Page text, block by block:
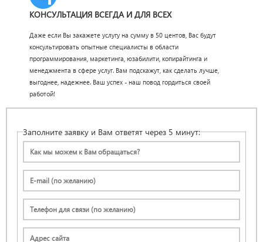
КОНСУЛЬТАЦИЯ ВСЕГДА И ДЛЯ ВСЕХ
Даже если Вы закажете услугу на сумму в 50 центов, Вас будут
консультировать опытные специалисты в области
программирования, маркетинга, юзабилити, копирайтинга и
менеджмента в сфере услуг. Вам подскажут, как сделать лучше,
выгоднее, надежнее. Ваш успех - наш повод гордиться своей
работой!
Заполните заявку и Вам ответят через 5 минут: